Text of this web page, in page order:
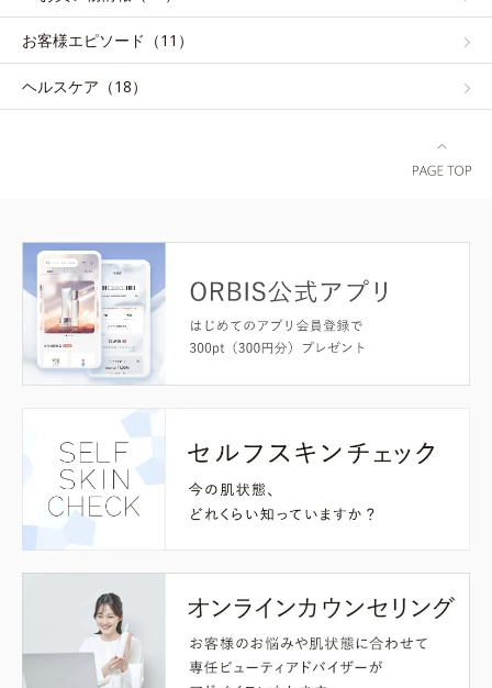
お客様エピソード（11）
ヘルスケア（18）